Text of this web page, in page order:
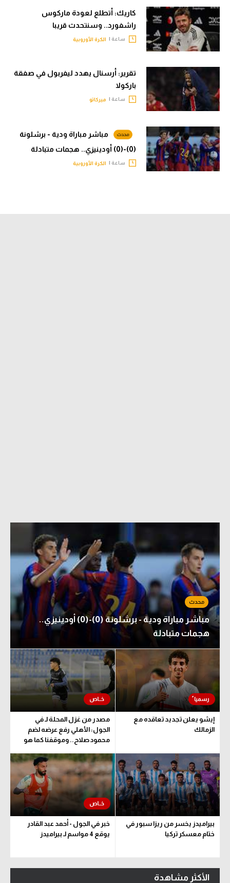
كاريك: أتطلع لعودة ماركوس
راشفورد.. وسنتحدث قريبا
ساعة | الكرة الأوروبية
تقرير: أرسنال يهدد ليفربول في صفقة
باركولا
ساعة | ميركاتو
مباشر مباراة ودية - برشلونة
(0)-(0) أودينيزي.. هجمات متبادلة
ساعة | الكرة الأوروبية
مباشر مباراة ودية - برشلونة (0)-(0) أودينيزي..
هجمات متبادلة
إيشو يعلن تجديد تعاقده مع
الزمالك
مصدر من غزل المحلة لـ في
الجول: الأهلي رفع عرضه لضم
محمود صلاح.. وموقفنا كما هو
بيراميدز يخسر من ريزا سبور في
ختام معسكر تركيا
خبر في الجول - أحمد عبد القادر
يوقع 4 مواسم لـ بيراميدز
الأكثر مشاهدة